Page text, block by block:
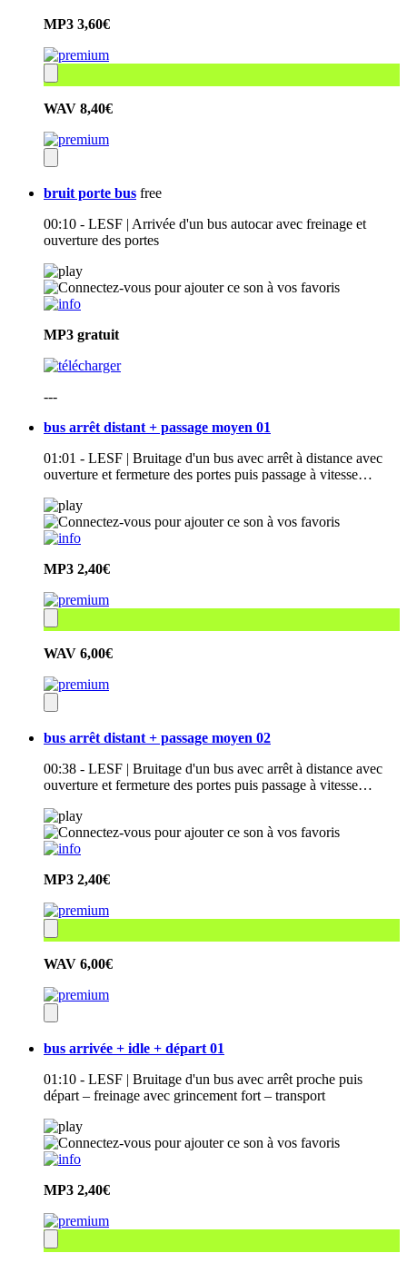
MP3 3,60€
WAV 8,40€
bruit porte bus free
00:10 - LESF | Arrivée d'un bus autocar avec freinage et
ouverture des portes
MP3 gratuit
---
bus arrêt distant + passage moyen 01
01:01 - LESF | Bruitage d'un bus avec arrêt à distance avec
ouverture et fermeture des portes puis passage à vitesse…
MP3 2,40€
WAV 6,00€
bus arrêt distant + passage moyen 02
00:38 - LESF | Bruitage d'un bus avec arrêt à distance avec
ouverture et fermeture des portes puis passage à vitesse…
MP3 2,40€
WAV 6,00€
bus arrivée + idle + départ 01
01:10 - LESF | Bruitage d'un bus avec arrêt proche puis
départ – freinage avec grincement fort – transport
MP3 2,40€